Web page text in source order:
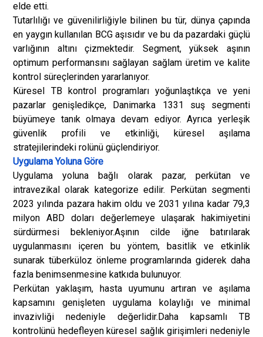
elde etti.
Tutarlılığı ve güvenilirliğiyle bilinen bu tür, dünya çapında
en yaygın kullanılan BCG aşısıdır ve bu da pazardaki güçlü
varlığının altını çizmektedir. Segment, yüksek aşının
optimum performansını sağlayan sağlam üretim ve kalite
kontrol süreçlerinden yararlanıyor.
Küresel TB kontrol programları yoğunlaştıkça ve yeni
pazarlar genişledikçe, Danimarka 1331 suş segmenti
büyümeye tanık olmaya devam ediyor. Ayrıca yerleşik
güvenlik profili ve etkinliği, küresel aşılama
stratejilerindeki rolünü güçlendiriyor.
Uygulama Yoluna Göre
Uygulama yoluna bağlı olarak pazar, perkütan ve
intravezikal olarak kategorize edilir. Perkütan segmenti
2023 yılında pazara hakim oldu ve 2031 yılına kadar 79,3
milyon ABD doları değerlemeye ulaşarak hakimiyetini
sürdürmesi bekleniyor.Aşının cilde iğne batırılarak
uygulanmasını içeren bu yöntem, basitlik ve etkinlik
sunarak tüberküloz önleme programlarında giderek daha
fazla benimsenmesine katkıda bulunuyor.
Perkütan yaklaşım, hasta uyumunu artıran ve aşılama
kapsamını genişleten uygulama kolaylığı ve minimal
invazivliği nedeniyle değerlidir.Daha kapsamlı TB
kontrolünü hedefleyen küresel sağlık girişimleri nedeniyle